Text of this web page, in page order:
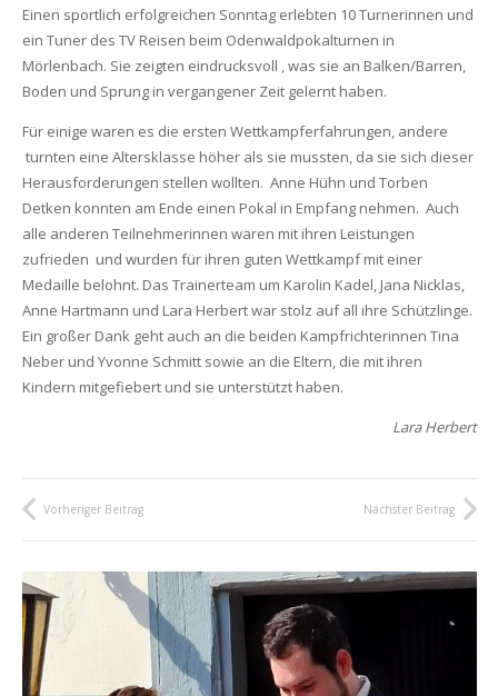
Einen sportlich erfolgreichen Sonntag erlebten 10 Turnerinnen und
ein Tuner des TV Reisen beim Odenwaldpokalturnen in
Mörlenbach. Sie zeigten eindrucksvoll , was sie an Balken/Barren,
Boden und Sprung in vergangener Zeit gelernt haben.
Für einige waren es die ersten Wettkampferfahrungen, andere
turnten eine Altersklasse höher als sie mussten, da sie sich dieser
Herausforderungen stellen wollten. Anne Hühn und Torben
Detken konnten am Ende einen Pokal in Empfang nehmen. Auch
alle anderen Teilnehmerinnen waren mit ihren Leistungen
zufrieden und wurden für ihren guten Wettkampf mit einer
Medaille belohnt. Das Trainerteam um Karolin Kadel, Jana Nicklas,
Anne Hartmann und Lara Herbert war stolz auf all ihre Schützlinge.
Ein großer Dank geht auch an die beiden Kampfrichterinnen Tina
Neber und Yvonne Schmitt sowie an die Eltern, die mit ihren
Kindern mitgefiebert und sie unterstützt haben.
Lara Herbert
Vorheriger Beitrag Nächster Beitrag